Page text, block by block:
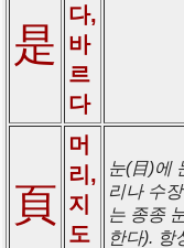
是
다,
바
르
다
頁
머
리,
지
도
눈(目)에
리나 수
는 종종
한다). 항